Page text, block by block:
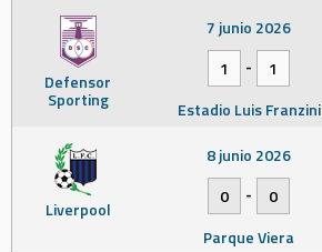
Defensor
Sporting
7 junio 2026
1
-
1
Estadio Luis Franzini
Liverpool
8 junio 2026
0
-
0
Parque Viera